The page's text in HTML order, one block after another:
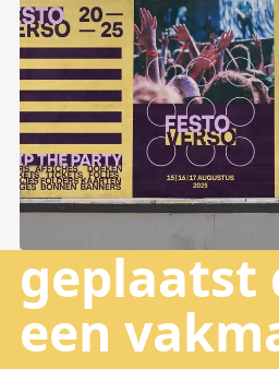
geplaatst
een